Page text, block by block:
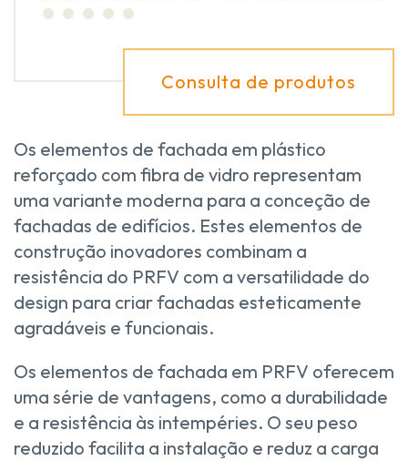
Consulta de produtos
Os elementos de fachada em plástico
reforçado com fibra de vidro representam
uma variante moderna para a conceção de
fachadas de edifícios. Estes elementos de
construção inovadores combinam a
resistência do PRFV com a versatilidade do
design para criar fachadas esteticamente
agradáveis e funcionais.
Os elementos de fachada em PRFV oferecem
uma série de vantagens, como a durabilidade
e a resistência às intempéries. O seu peso
reduzido facilita a instalação e reduz a carga